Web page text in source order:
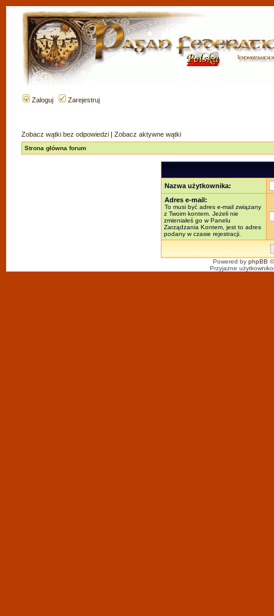
Zaloguj Zarejestruj
Zobacz wątki bez odpowiedzi | Zobacz aktywne wątki
Strona główna forum
Nazwa użytkownika:
Adres e-mail:
To musi być adres e-mail związany
z Twoim kontem. Jeżeli nie
zmieniałeś go w Panelu
Zarządzania Kontem, jest to adres
podany w czasie rejestracji.
Powered by phpBB
Przyjazne